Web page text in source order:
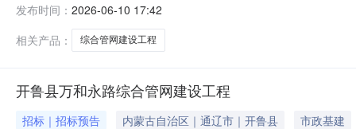
间（填写到月）备注1临朐县明德路（新华路-山旺路）
到合格及以上等级。39
发布时间： 2026-06-10 17:42
相关产品：
综合管网建设工程
开鲁县万和永路综合管网建设工程
招标｜招标预告 内蒙古自治区｜通辽市｜开鲁县
市政基建